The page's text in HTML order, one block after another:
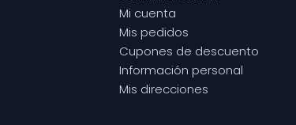
Mi cuenta
Mis pedidos
Cupones de descuento
Información personal
Mis direcciones